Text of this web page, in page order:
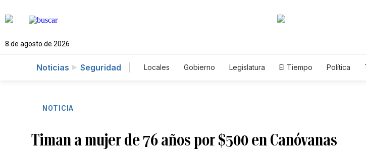
8 de agosto de 2026
Noticias Seguridad Locales Gobierno Legislatura El Tiempo Política
NOTICIA
Timan a mujer de 76 años por $500 en Canóvanas